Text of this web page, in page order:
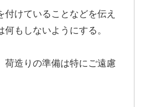
付けていることなどを伝え
何もしないようにする。
荷造りの準備は特にご遠慮